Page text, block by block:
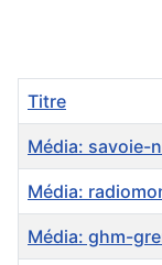
Titre
Média: savoie-
Média:
Média: ghm-